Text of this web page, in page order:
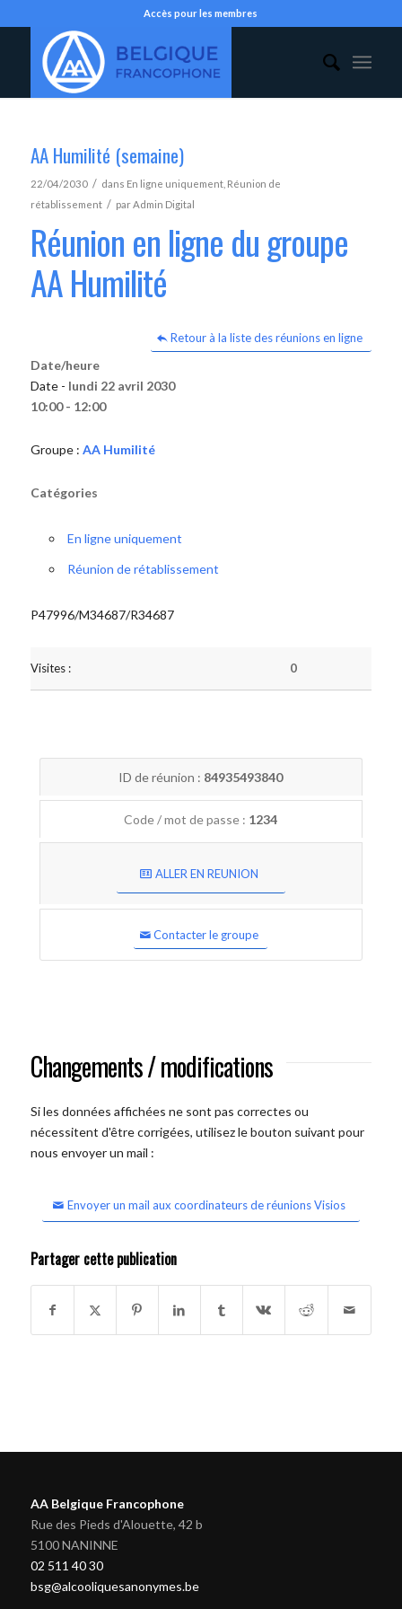
Accès pour les membres
AA Humilité (semaine)
22/04/2030 / dans En ligne uniquement, Réunion de
rétablissement / parAdmin Digital
Réunion en ligne du groupe
AA Humilité
Retour à la liste des réunions en ligne
Date/heure
Date - lundi 22 avril 2030
10:00 - 12:00
Groupe : AA Humilité
Catégories
En ligne uniquement
Réunion de rétablissement
P47996/M34687/R34687
Visites : 0
ID de réunion : 84935493840
Code / mot de passe : 1234
ALLER EN REUNION
Contacter le groupe
Changements / modifications
Si les données affichées ne sont pas correctes ou
nécessitent d'être corrigées, utilisez le bouton suivant pour
nous envoyer un mail :
Envoyer un mail aux coordinateurs de réunions Visios
Partager cette publication
AA Belgique Francophone
Rue des Pieds d'Alouette, 42 b
5100 NANINNE
02 511 40 30
bsg@alcooliquesanonymes.be